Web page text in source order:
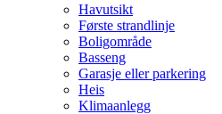
Havutsikt
Første strandlinje
Boligområde
Basseng
Garasje eller parkering
Heis
Klimaanlegg